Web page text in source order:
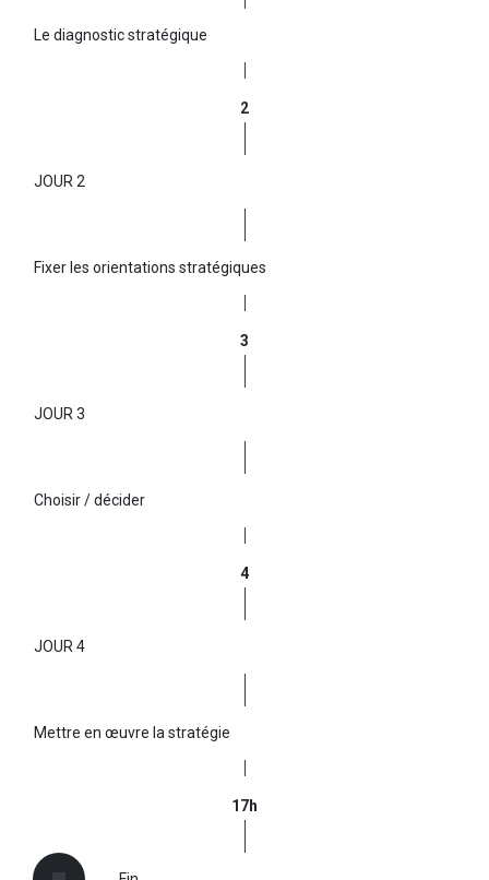
Le diagnostic stratégique
2
JOUR 2
Fixer les orientations stratégiques
3
JOUR 3
Choisir / décider
4
JOUR 4
Mettre en œuvre la stratégie
17h